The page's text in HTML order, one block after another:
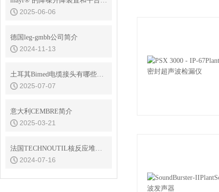
2025-06-06
德国leg-gmbh公司简介
2024-11-13
土耳其Bimed电缆接头有哪些是应用在铁路行业的？
2025-07-07
意大利CEMBRE简介
2025-03-21
法国TECHNOUTIL核反应堆用清洗剂
2024-07-16